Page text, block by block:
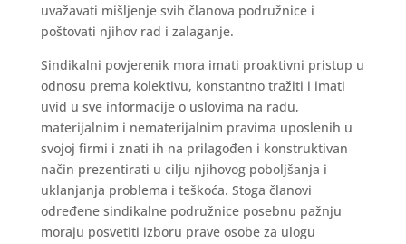
uvažavati mišljenje svih članova podružnice i
poštovati njihov rad i zalaganje.
Sindikalni povjerenik mora imati proaktivni pristup u
odnosu prema kolektivu, konstantno tražiti i imati
uvid u sve informacije o uslovima na radu,
materijalnim i nematerijalnim pravima uposlenih u
svojoj firmi i znati ih na prilagođen i konstruktivan
način prezentirati u cilju njihovog poboljšanja i
uklanjanja problema i teškoća. Stoga članovi
određene sindikalne podružnice posebnu pažnju
moraju posvetiti izboru prave osobe za ulogu